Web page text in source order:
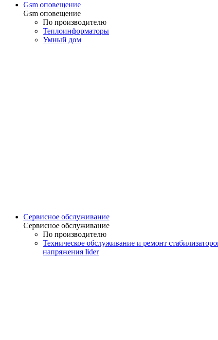
Gsm оповещение
Gsm оповещение
По производителю
Теплоинформаторы
Умный дом
Сервисное обслуживание
Сервисное обслуживание
По производителю
Техническое обслуживание и ремонт
напряжения lider